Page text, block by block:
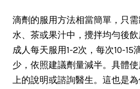
滴劑的服用方法相當簡單，只
水、茶或果汁中，攪拌均勻後
成人每天服用1-2次，每次10-15
少，依照建議劑量減半。具體
上的說明或諮詢醫生。這也是